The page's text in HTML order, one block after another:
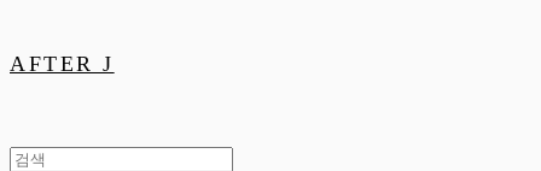
AFTER J